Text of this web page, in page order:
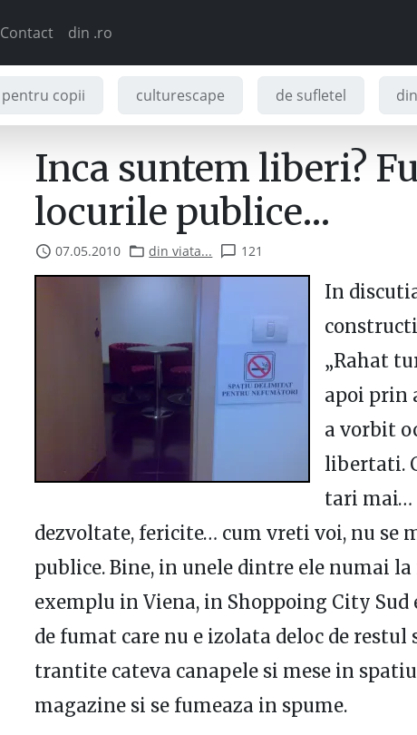
Contact din .ro
pentru copii culturescape de sufletel
Inca suntem liberi?
locurile publice…
07.05.2010 din viata... 121
In
„Rahat
apoi prin
a vorbit
libertati.
tari mai…
dezvoltate, fericite… cum vreti voi, nu se
publice. Bine, in unele dintre ele numai
exemplu in Viena, in Shoppoing City Sud
de fumat care nu e izolata deloc de
trantite cateva canapele si mese in
magazine si se fumeaza in spume.